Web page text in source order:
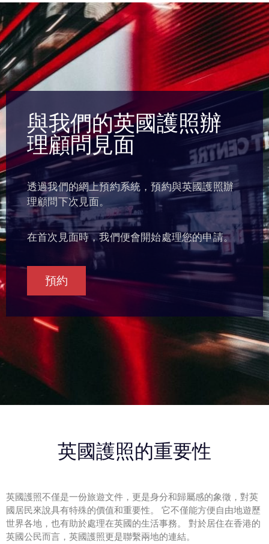
與我們的英國護照辦
理顧問見面
透過我們的網上預約系統，預約與英國護照辦
理顧問下次見面。
在首次見面時，我們便會開始處理您的申請。
預約
英國護照的重要性
英國護照不僅是一份旅遊文件，更是身分和歸屬感的象徵，對英
國居民來說具有特殊的價值和重要性。 它不僅能方便自由地遊歷
世界各地，也有助於處理在英國的生活事務。 對於居住在香港的
英國公民而言， 英國護照更是聯繫兩地的連結。